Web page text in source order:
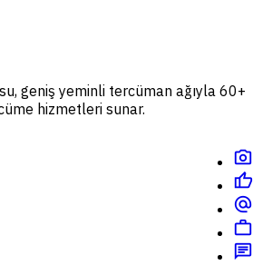
geniş yeminli tercüman ağıyla 60+
hizmetleri sunar.
photo_camera
thumb_up
alternate_email
work
chat